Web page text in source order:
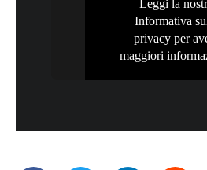
Leggi la
Informativa
privacyper
maggiori